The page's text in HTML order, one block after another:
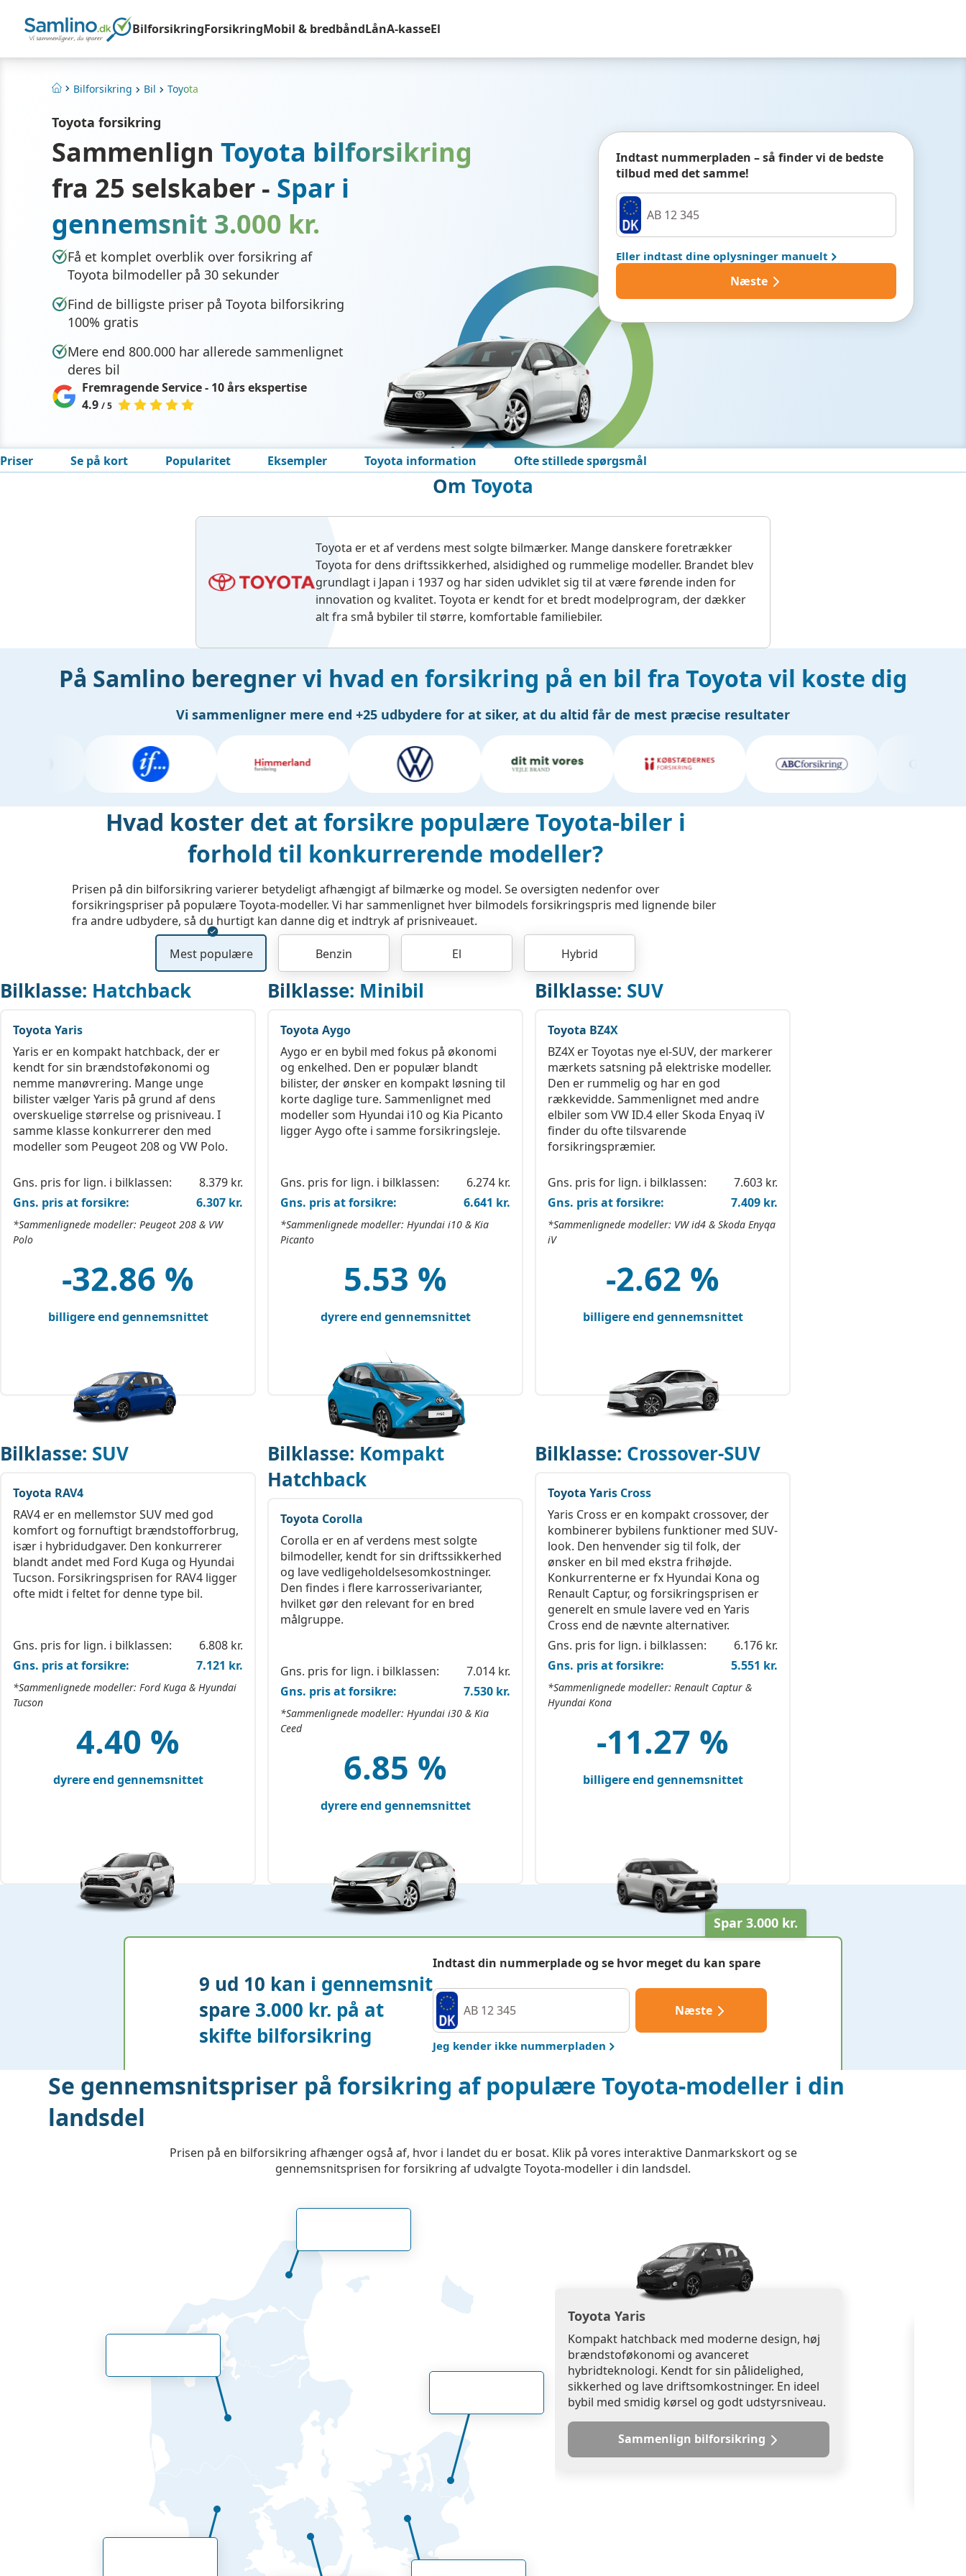
BilforsikringForsikringMobil & bredbåndLånA-kasseEl
Bilforsikring Bil Toyota
Toyota forsikring
Sammenlign Toyota bilforsikring
fra 25 selskaber - Spar i
gennemsnit 3.000 kr.
Få et komplet overblik over forsikring af
Toyota bilmodeller på 30 sekunder
Find de billigste priser på Toyota bilforsikring
100% gratis
Mere end 800.000 har allerede sammenlignet
deres bil
Fremragende Service - 10 års ekspertise
4.9 / 5
Indtast nummerpladen – så finder vi de bedste
tilbud med det samme!
Eller indtast dine oplysninger manuelt
Næste
Priser Se på kort Popularitet Eksempler Toyota information Ofte stillede spørgsmål
Om Toyota
Toyota er et af verdens mest solgte bilmærker. Mange danskere foretrækker
Toyota for dens driftssikkerhed, alsidighed og rummelige modeller. Brandet blev
grundlagt i Japan i 1937 og har siden udviklet sig til at være førende inden for
innovation og kvalitet. Toyota er kendt for et bredt modelprogram, der dækker
alt fra små bybiler til større, komfortable familiebiler.
På Samlino beregner vi hvad en forsikring på en bil fra Toyota vil koste dig
Vi sammenligner mere end +25 udbydere for at siker, at du altid får de mest præcise resultater
Hvad koster det at forsikre populære Toyota-biler i
forhold til konkurrerende modeller?
Prisen på din bilforsikring varierer betydeligt afhængigt af bilmærke og model. Se oversigten nedenfor over
forsikringspriser på populære Toyota-modeller. Vi har sammenlignet hver bilmodels forsikringspris med lignende biler
fra andre udbydere, så du hurtigt kan danne dig et indtryk af prisniveauet.
Mest populære Benzin El Hybrid
Bilklasse: Hatchback
Toyota Yaris
Yaris er en kompakt hatchback, der er
kendt for sin brændstoføkonomi og
nemme manøvrering. Mange unge
bilister vælger Yaris på grund af dens
overskuelige størrelse og prisniveau. I
samme klasse konkurrerer den med
modeller som Peugeot 208 og VW Polo.
Gns. pris for lign. i bilklassen:
8.379 kr.
Gns. pris at forsikre:
6.307 kr.
*Sammenlignede modeller: Peugeot 208 & VW
Polo
-32.86 %
billigere end gennemsnittet
Bilklasse: Minibil
Toyota Aygo
Aygo er en bybil med fokus på økonomi
og enkelhed. Den er populær blandt
bilister, der ønsker en kompakt løsning til
korte daglige ture. Sammenlignet med
modeller som Hyundai i10 og Kia Picanto
ligger Aygo ofte i samme forsikringsleje.
Gns. pris for lign. i bilklassen:
6.274 kr.
Gns. pris at forsikre:
6.641 kr.
*Sammenlignede modeller: Hyundai i10 & Kia
Picanto
5.53 %
dyrere end gennemsnittet
Bilklasse: SUV
Toyota BZ4X
BZ4X er Toyotas nye el-SUV, der markerer
mærkets satsning på elektriske modeller.
Den er rummelig og har en god
rækkevidde. Sammenlignet med andre
elbiler som VW ID.4 eller Skoda Enyaq iV
finder du ofte tilsvarende
forsikringspræmier.
Gns. pris for lign. i bilklassen:
7.603 kr.
Gns. pris at forsikre:
7.409 kr.
*Sammenlignede modeller: VW id4 & Skoda Enyqa
iV
-2.62 %
billigere end gennemsnittet
Bilklasse: SUV
Toyota RAV4
RAV4 er en mellemstor SUV med god
komfort og fornuftigt brændstofforbrug,
især i hybridudgaver. Den konkurrerer
blandt andet med Ford Kuga og Hyundai
Tucson. Forsikringsprisen for RAV4 ligger
ofte midt i feltet for denne type bil.
Gns. pris for lign. i bilklassen:
6.808 kr.
Gns. pris at forsikre:
7.121 kr.
*Sammenlignede modeller: Ford Kuga & Hyundai
Tucson
4.40 %
dyrere end gennemsnittet
Bilklasse: Kompakt
Hatchback
Toyota Corolla
Corolla er en af verdens mest solgte
bilmodeller, kendt for sin driftssikkerhed
og lave vedligeholdelsesomkostninger.
Den findes i flere karrosserivarianter,
hvilket gør den relevant for en bred
målgruppe.
Gns. pris for lign. i bilklassen:
7.014 kr.
Gns. pris at forsikre:
7.530 kr.
*Sammenlignede modeller: Hyundai i30 & Kia
Ceed
6.85 %
dyrere end gennemsnittet
Bilklasse: Crossover-SUV
Toyota Yaris Cross
Yaris Cross er en kompakt crossover, der
kombinerer bybilens funktioner med SUV-
look. Den henvender sig til folk, der
ønsker en bil med ekstra frihøjde.
Konkurrenterne er fx Hyundai Kona og
Renault Captur, og forsikringsprisen er
generelt en smule lavere ved en Yaris
Cross end de nævnte alternativer.
Gns. pris for lign. i bilklassen:
6.176 kr.
Gns. pris at forsikre:
5.551 kr.
*Sammenlignede modeller: Renault Captur &
Hyundai Kona
-11.27 %
billigere end gennemsnittet
Spar 3.000 kr.
9 ud 10 kan i gennemsnit
spare 3.000 kr. på at
skifte bilforsikring
Indtast din nummerplade og se hvor meget du kan spare
Næste
Jeg kender ikke nummerpladen
Se gennemsnitspriser på forsikring af populære Toyota-modeller i din
landsdel
Prisen på en bilforsikring afhænger også af, hvor i landet du er bosat. Klik på vores interaktive Danmarkskort og se
gennemsnitsprisen for forsikring af udvalgte Toyota-modeller i din landsdel.
Toyota Yaris
Kompakt hatchback med moderne design, høj
brændstoføkonomi og avanceret
hybridteknologi. Kendt for sin pålidelighed,
sikkerhed og lave driftsomkostninger. En ideel
bybil med smidig kørsel og godt udstyrsniveau.
Sammenlign bilforsikring